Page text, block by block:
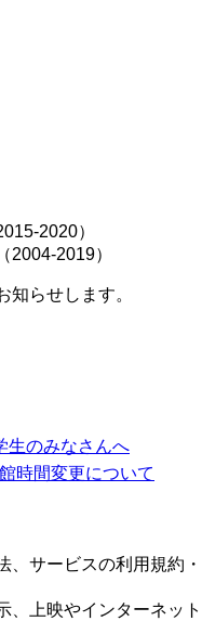
2020）
2019）
らせします。
生のみなさんへ
時間変更について
、サービスの利用規約・
、上映やインターネット